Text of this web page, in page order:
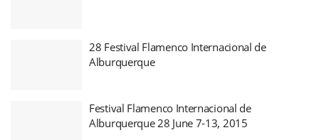
28 Festival Flamenco Internacional de
Alburquerque
Festival Flamenco Internacional de
Alburquerque 28 June 7-13, 2015